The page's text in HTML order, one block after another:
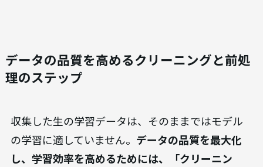
データの品質を高めるクリーニングと前処
理のステップ
収集した生の学習データは、そのままではモデル
の学習に適していません。 データの品質を最大化
し、学習効率を高めるためには、「クリーニン